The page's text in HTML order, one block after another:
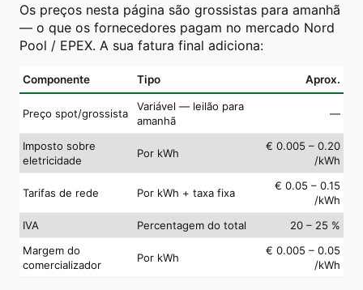
Os preços nesta página são grossistas para amanhã
— o que os fornecedores pagam no mercado Nord
Pool / EPEX. A sua fatura final adiciona:
Componente Tipo Aprox.
Preço spot/grossista
Variável — leilão para
amanhã
—
Imposto sobre
eletricidade
Por kWh
€ 0.005 – 0.20
/kWh
Tarifas de rede Por kWh + taxa fixa
€ 0.05 – 0.15
/kWh
IVA
Percentagem do total
20 – 25 %
Margem do
comercializador
Por kWh
€ 0.005 – 0.05
/kWh